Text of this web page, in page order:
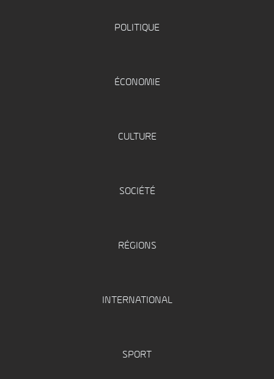
POLITIQUE
ÉCONOMIE
CULTURE
SOCIÉTÉ
RÉGIONS
INTERNATIONAL
SPORT